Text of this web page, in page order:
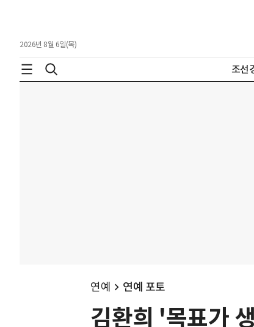
2026년 8월 6일(목)
조선
연예 연예 포토
김환희 '목표가